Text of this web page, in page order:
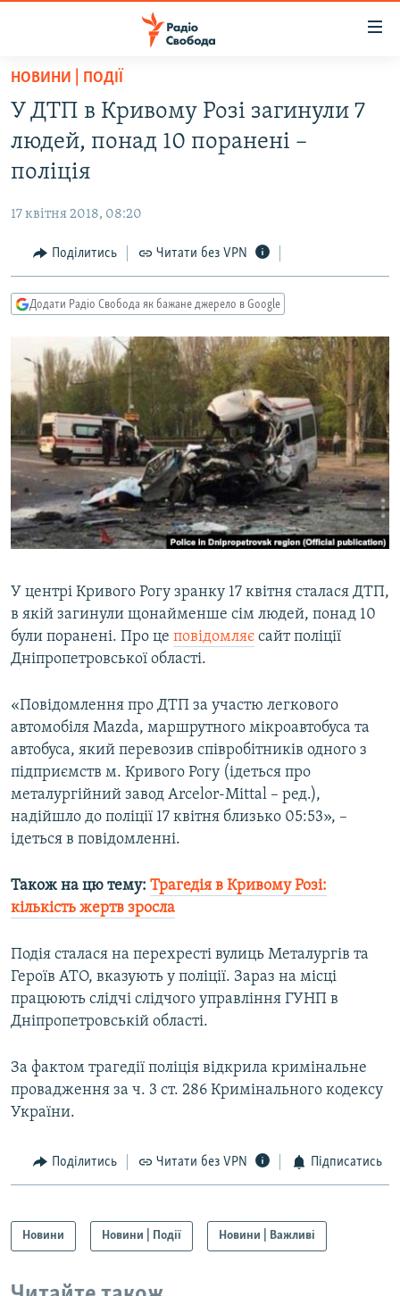
Перейти
основного
матеріалу
Перейти
до
основної
Перейти
до
пошуку
ВСЕ ЗА ДОБУ
СТАТТІ
СУСПІЛЬСТВО
УКРАЇНА
СВІТ
РОСІЙСЬКА «ФІЛЬТРАЦІЯ»
ДОНБАС.РЕАЛІЇ
ТИ ЯК?
СХЕМИ
КИТАЙ.ВИКЛИКИ
МУЛЬТИМЕДІА
ФОТО
СПЕЦПРОЄКТИ
ПОДКАСТИ
РУС
УКР
КТАТ
ДОЛУЧАЙСЯ!
Усі сайти RFE/RL
НОВИНИ | ПОДІЇ
У ДТП в Кривому Розі загинули 7
людей, понад 10 поранені –
поліція
17 квітня 2018, 08:20
Поділитись Читати без VPN
Додати Радіо Свобода як бажане джерело в Google
У центрі Кривого Рогу зранку 17 квітня сталася ДТП,
в якій загинули щонайменше сім людей, понад 10
були поранені. Про це повідомляє сайт поліції
Дніпропетровської області.
«Повідомлення про ДТП за участю легкового
автомобіля Mazda, маршрутного мікроавтобуса та
автобуса, який перевозив співробітників одного з
підприємств м. Кривого Рогу (ідеться про
металургійний завод Arcelor-Mittal – ред.),
надійшло до поліції 17 квітня близько 05:53», –
ідеться в повідомленні.
Також на цю тему: Трагедія в Кривому Розі:
кількість жертв зросла
Подія сталася на перехресті вулиць Металургів та
Героїв АТО, вказують у поліції. Зараз на місці
працюють слідчі слідчого управління ГУНП в
Дніпропетровській області.
За фактом трагедії поліція відкрила кримінальне
провадження за ч. 3 ст. 286 Кримінального кодексу
України.
Поділитись Читати без VPN Підписатись
Новини Новини | Події Новини | Важливі